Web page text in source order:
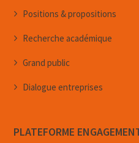
Positions & propositions
Recherche académique
Grand public
Dialogue entreprises
PLATEFORME